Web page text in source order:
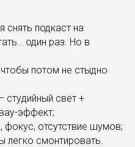
снять подкаст на
один раз. Но в
чтобы потом не стыдно
студийный свет +
эффект;
отсутствие шумов;
легко смонтировать.